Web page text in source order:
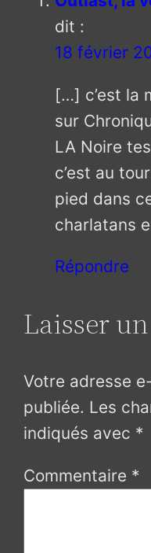
dit :
18 février
[…] c’est la
sur
LA Noire
c’est au
pied dans
charlatans
Répondre
Laisser
Votre adresse
publiée. Les
indiqués avec *
Commentaire *